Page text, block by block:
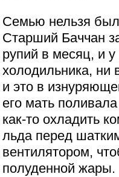
Семью нельзя
Старший Баччан
рупий в месяц, и
холодильника, ни
и это в
его мать
как-то охладить
льда перед
вентилятором,
полуденной жары.